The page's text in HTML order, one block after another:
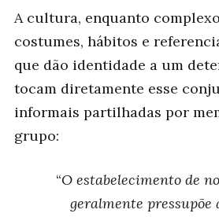
A cultura, enquanto
costumes, hábitos e
que dão identidade a um
tocam diretamente esse
informais partilhadas por
grupo:
“O estabelecimento de
geralmente